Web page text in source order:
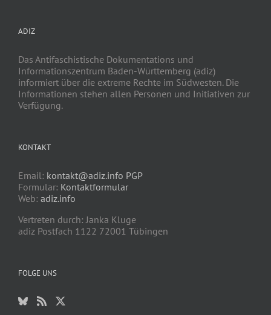
ADIZ
Das Antifaschistische Dokumentations und
Informationszentrum Baden-Württemberg (adiz)
informiert über die extreme Rechte im Südwesten. Die
Informationen stehen allen Personen und Initiativen zur
Verfügung.
KONTAKT
Email: kontakt@adiz.info PGP
Formular: Kontaktformular
Web: adiz.info
Vertreten durch: Janka Kluge
adiz Postfach 1122 72001 Tübingen
FOLGE UNS